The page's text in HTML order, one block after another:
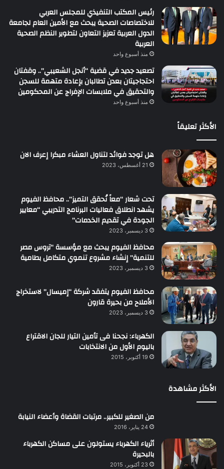
رئيس المكتب التنفيذي للمجلس العربي
للاختصاصات الصحية يبحث مع الأمين العام لجامعة
الدول العربية تعزيز التعاون لتطوير النظم الصحية
العربية
منذ أسبوع واحد
تصعيد جديد في قضية “أنجل الشعيبي”.. وقفتان
احتجاجيتان بعدن تطالبان بإعادة متهمة للسجن
والتحقيق في ملابسات الإفراج عن المحكومين
منذ أسبوع واحد
الأكثر تعليقاً
هل توجد فوائد لتناول العشاء مبكرا إعرف الان
21 أغسطس، 2023
تحت شعار “معاً نُحقق التميز”.. محافظ الفيوم
يشهد انطلاق فعاليات البرنامج التدريبي “معايير
الجودة في تقديم الخدمات”
3 ديسمبر، 2023
محافظ الفيوم يبحث مع مؤسسة “تروس مصر
للتنمية” إنشاء مشروع تنموي متكامل بطامية
3 ديسمبر، 2023
محافظ الفيوم يتفقد شركة “إميسال” لاستخراج
الأملاح من بحيرة قارون
3 ديسمبر، 2023
الكهرباء: نجحنا فى تأمين التيار للجان الاقتراع
باليوم الأول من الانتخابات
19 أكتوبر، 2015
الأكثر مشاهدة
من الصغير للكبير.. مرتبات القضاة وأعضاء النيابة
24 يناير، 2016
أثرياء الكهرباء يستولون على مساكن الكهرباء
بالبحيرة
23 أكتوبر، 2015